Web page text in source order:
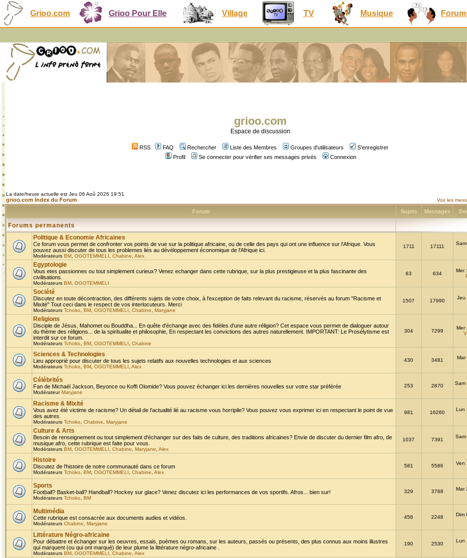
Grioo.com Grioo Pour Elle Village TV Musique
grioo.com
Espace de discussion
RSS FAQ Rechercher Liste des Membres Groupes d'utilisateurs
S'enregistrer
Profil
Se connecter pour vérifier ses messages privés Connexion
La date/heure actuelle est Jeu 06 Aoû 2026 19:51
grioo.com Index du Forum Voir les
Forum Sujets Messages
Forums permanents
Politique & Economie Africaines
Ce forum vous permet de confronter vos points de vue sur la politique africaine, ou de celle des pays qui ont une influence sur l'Afrique. Vous
pouvez aussi discuter de tous les problemes liés au dévéloppement économique de l'Afrique ici.
Modérateurs BM OGOTEMMELI Chabine Alex
1711 17111
Egyptologie
Vous etes passionnes ou tout simplement curieux? Venez echanger dans cette rubrique, sur la plus prestigieuse et la plus fascinante des
civilisations.
Modérateurs BM OGOTEMMELI
63 634
Mer
Société
Discutez en toute décontraction, des différents sujets de votre choix, à l'exception de faits relevant du racisme, réservés au forum "Racisme et
Mixité" Tout ceci dans le respect de vos interlocuteurs. Merci
Modérateurs Tchoko BM OGOTEMMELI Chabine Maryjane
1507 17990
Jeu
Religions
Disciple de Jésus, Mahomet ou Bouddha... En quête d'échange avec des fidèles d'une autre réligion? Cet espace vous permet de dialoguer autour
du thème des réligions... de la spiritualite et philosophie, En respectant les convictions des autres naturellement. IMPORTANT: Le Prosélytisme est
interdit sur ce forum.
Modérateurs Tchoko BM OGOTEMMELI Chabine
304 7299
Mer
Sciences & Technologies
Lieu approprié pour discuter de tous les sujets relatifs aux nouvelles technologies et aux sciences
Modérateurs Tchoko BM OGOTEMMELI Alex
430 3481
Mar
Célébrités
Fan de Michaël Jackson, Beyonce ou Koffi Olomide? Vous pouvez échanger ici les dernières nouvelles sur votre star préférée
ModérateurMaryjane
253 2870
Sam
Racisme & Mixité
Vous avez été victime de racisme? Un détail de l'actualité lié au racisme vous horripile? Vous pouvez vous exprimer ici en respectant le point de vue
des autres.
Modérateurs Tchoko Chabine Maryjane
981 16260
Lun
Culture & Arts
Besoin de renseignement ou tout simplement d'échanger sur des faits de culture, des traditions africaines? Envie de discuter du dernier film afro, de
musique afro, cette rubrique est faite pour vous.
Modérateurs BM OGOTEMMELI Chabine Maryjane Alex
1037 7391
Histoire
Discutez de l'histoire de notre communauté dans ce forum
Modérateurs Tchoko BM OGOTEMMELI Chabine Alex
581 5586
Ven
Sports
Football? Basket-ball? Handball? Hockey sur glace? Venez discutez ici les performances de vos sportifs. Afros... bien sur!
Modérateurs Tchoko BM
329 3788
Mar
Multimédia
Cette rubrique est consacrée aux documents audios et vidéos.
Modérateurs Chabine Maryjane
458 2248
Dim
Littérature Négro-africaine
Pour débattre et échanger sur les oeuvres, essais, poèmes ou romans, sur les auteurs, passés ou présents, des plus connus aux moins illustres
qui marquent (ou qui ont marqué) de leur plume la littérature négro-africaine .
Modérateurs BM OGOTEMMELI Chabine Alex
190 2530
Lun